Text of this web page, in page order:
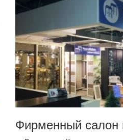
Фирменный салон